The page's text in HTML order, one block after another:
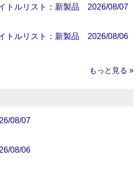
トルリスト：新製品 2026/08/07
トルリスト：新製品 2026/08/06
もっと見る »
08/07
08/06